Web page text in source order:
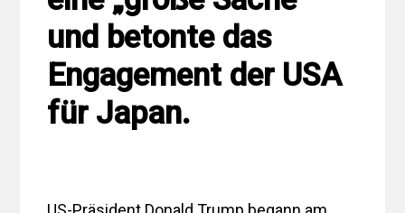
und betonte das
Engagement der USA
für Japan.